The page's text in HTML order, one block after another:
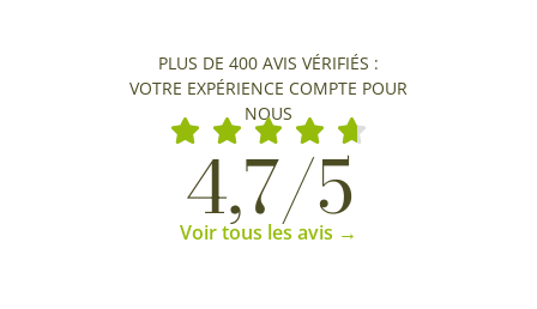
PLUS DE 400 AVIS VÉRIFIÉS :
VOTRE EXPÉRIENCE COMPTE POUR
NOUS
4,7/5
Voir tous les avis →